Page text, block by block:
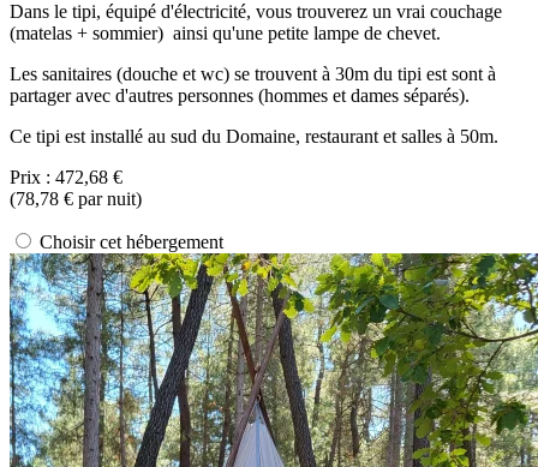
Dans le tipi, équipé d'électricité, vous trouverez un vrai couchage
(matelas + sommier) ainsi qu'une petite lampe de chevet.
Les sanitaires (douche et wc) se trouvent à 30m du tipi est sont à
partager avec d'autres personnes (hommes et dames séparés).
Ce tipi est installé au sud du Domaine, restaurant et salles à 50m.
Prix : 472,68 €
(78,78 € par nuit)
Choisir cet hébergement